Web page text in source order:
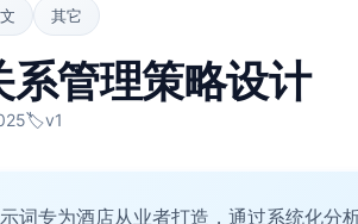
其它
系管理策略设计
🏷️v1
词专为酒店从业者打造，通过系统化分